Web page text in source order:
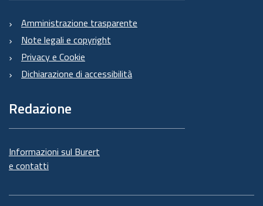
Amministrazione trasparente
Note legali e copyright
Privacy e Cookie
Dichiarazione di accessibilità
Redazione
Informazioni sul Burert
e contatti